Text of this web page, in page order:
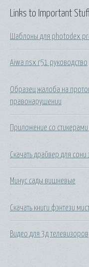
Links to Important
Шаблоны для photodex
Aiwa nsx r51 руководство
Образец жалоба на
правонарушении
Приложение со
Скачать драйвер для
Минус сады вишневые
Скачать книги фэнтези
Видео для 3д телевизоров